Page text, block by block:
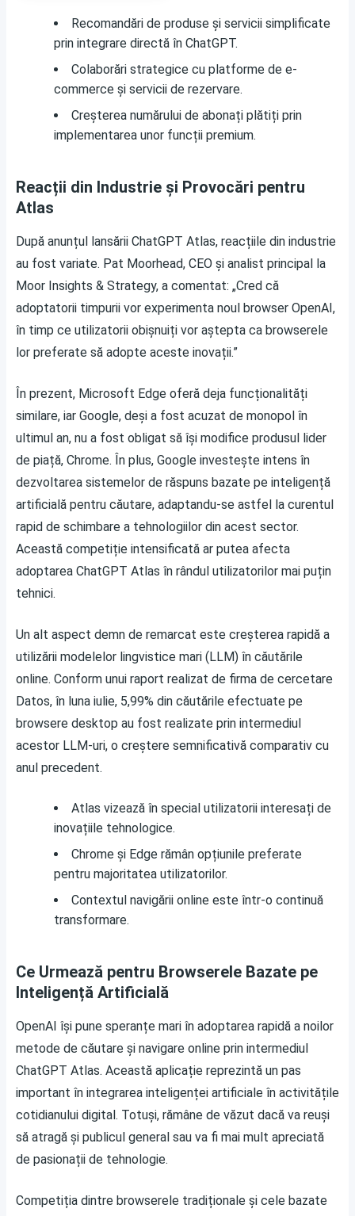
Recomandări de produse și servicii simplificate
prin integrare directă în ChatGPT.
Colaborări strategice cu platforme de e-
commerce și servicii de rezervare.
Creșterea numărului de abonați plătiți prin
implementarea unor funcții premium.
Reacții din Industrie și Provocări pentru
Atlas
După anunțul lansării ChatGPT Atlas, reacțiile din industrie
au fost variate. Pat Moorhead, CEO și analist principal la
Moor Insights & Strategy, a comentat: „Cred că
adoptatorii timpurii vor experimenta noul browser OpenAI,
în timp ce utilizatorii obișnuiți vor aștepta ca browserele
lor preferate să adopte aceste inovații.”
În prezent, Microsoft Edge oferă deja funcționalități
similare, iar Google, deși a fost acuzat de monopol în
ultimul an, nu a fost obligat să își modifice produsul lider
de piață, Chrome. În plus, Google investește intens în
dezvoltarea sistemelor de răspuns bazate pe inteligență
artificială pentru căutare, adaptandu-se astfel la curentul
rapid de schimbare a tehnologiilor din acest sector.
Această competiție intensificată ar putea afecta
adoptarea ChatGPT Atlas în rândul utilizatorilor mai puțin
tehnici.
Un alt aspect demn de remarcat este creșterea rapidă a
utilizării modelelor lingvistice mari (LLM) în căutările
online. Conform unui raport realizat de firma de cercetare
Datos, în luna iulie, 5,99% din căutările efectuate pe
browsere desktop au fost realizate prin intermediul
acestor LLM-uri, o creștere semnificativă comparativ cu
anul precedent.
Atlas vizează în special utilizatorii interesați de
inovațiile tehnologice.
Chrome și Edge rămân opțiunile preferate
pentru majoritatea utilizatorilor.
Contextul navigării online este într-o continuă
transformare.
Ce Urmează pentru Browserele Bazate pe
Inteligență Artificială
OpenAI își pune speranțe mari în adoptarea rapidă a noilor
metode de căutare și navigare online prin intermediul
ChatGPT Atlas. Această aplicație reprezintă un pas
important în integrarea inteligenței artificiale în activitățile
cotidianului digital. Totuși, rămâne de văzut dacă va reuși
să atragă și publicul general sau va fi mai mult apreciată
de pasionații de tehnologie.
Competiția dintre browserele tradiționale și cele bazate